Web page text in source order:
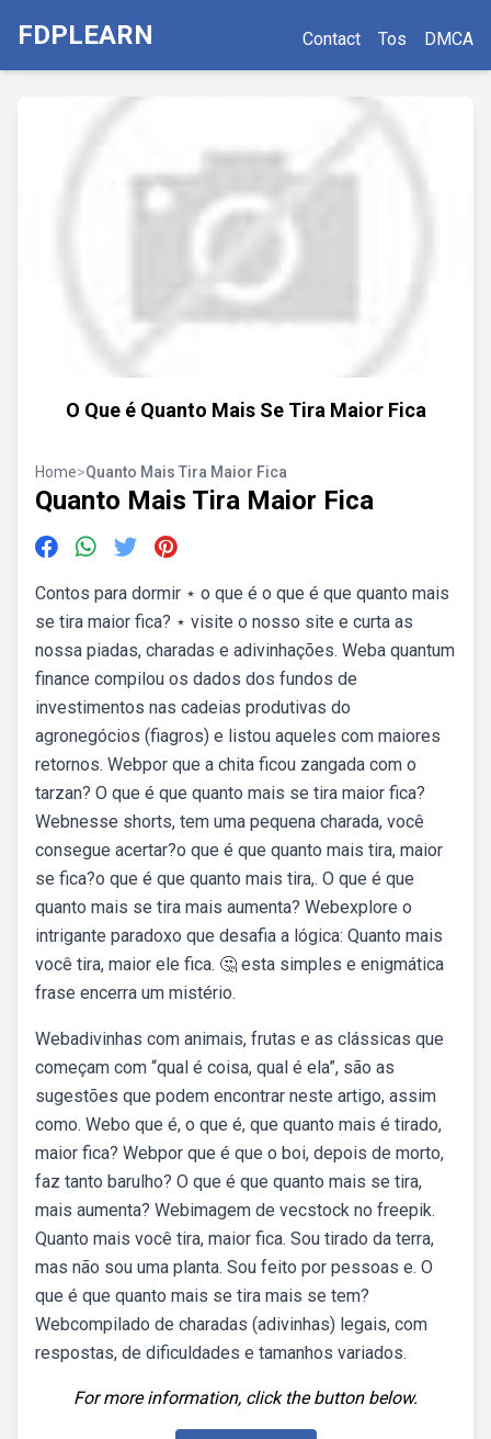
FDPLEARN Contact Tos DMCA
O Que é Quanto Mais Se Tira Maior Fica
Home>Quanto Mais Tira Maior Fica
Quanto Mais Tira Maior Fica
Contos para dormir ⋆ o que é o que é que quanto mais
se tira maior fica? ⋆ visite o nosso site e curta as
nossa piadas, charadas e adivinhações. Weba quantum
finance compilou os dados dos fundos de
investimentos nas cadeias produtivas do
agronegócios (fiagros) e listou aqueles com maiores
retornos. Webpor que a chita ficou zangada com o
tarzan? O que é que quanto mais se tira maior fica?
Webnesse shorts, tem uma pequena charada, você
consegue acertar?o que é que quanto mais tira, maior
se fica?o que é que quanto mais tira,. O que é que
quanto mais se tira mais aumenta? Webexplore o
intrigante paradoxo que desafia a lógica: Quanto mais
você tira, maior ele fica. 🤔 esta simples e enigmática
frase encerra um mistério.
Webadivinhas com animais, frutas e as clássicas que
começam com “qual é coisa, qual é ela”, são as
sugestões que podem encontrar neste artigo, assim
como. Webo que é, o que é, que quanto mais é tirado,
maior fica? Webpor que é que o boi, depois de morto,
faz tanto barulho? O que é que quanto mais se tira,
mais aumenta? Webimagem de vecstock no freepik.
Quanto mais você tira, maior fica. Sou tirado da terra,
mas não sou uma planta. Sou feito por pessoas e. O
que é que quanto mais se tira mais se tem?
Webcompilado de charadas (adivinhas) legais, com
respostas, de dificuldades e tamanhos variados.
For more information, click the button below.